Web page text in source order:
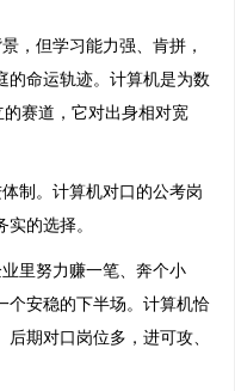
，但学习能力强、肯拼，
的命运轨迹。计算机是为数
赛道，它对出身相对宽
制。计算机对口的公考岗
的选择。
里努力赚一笔、奔个小
个安稳的下半场。计算机恰
期对口岗位多，进可攻、